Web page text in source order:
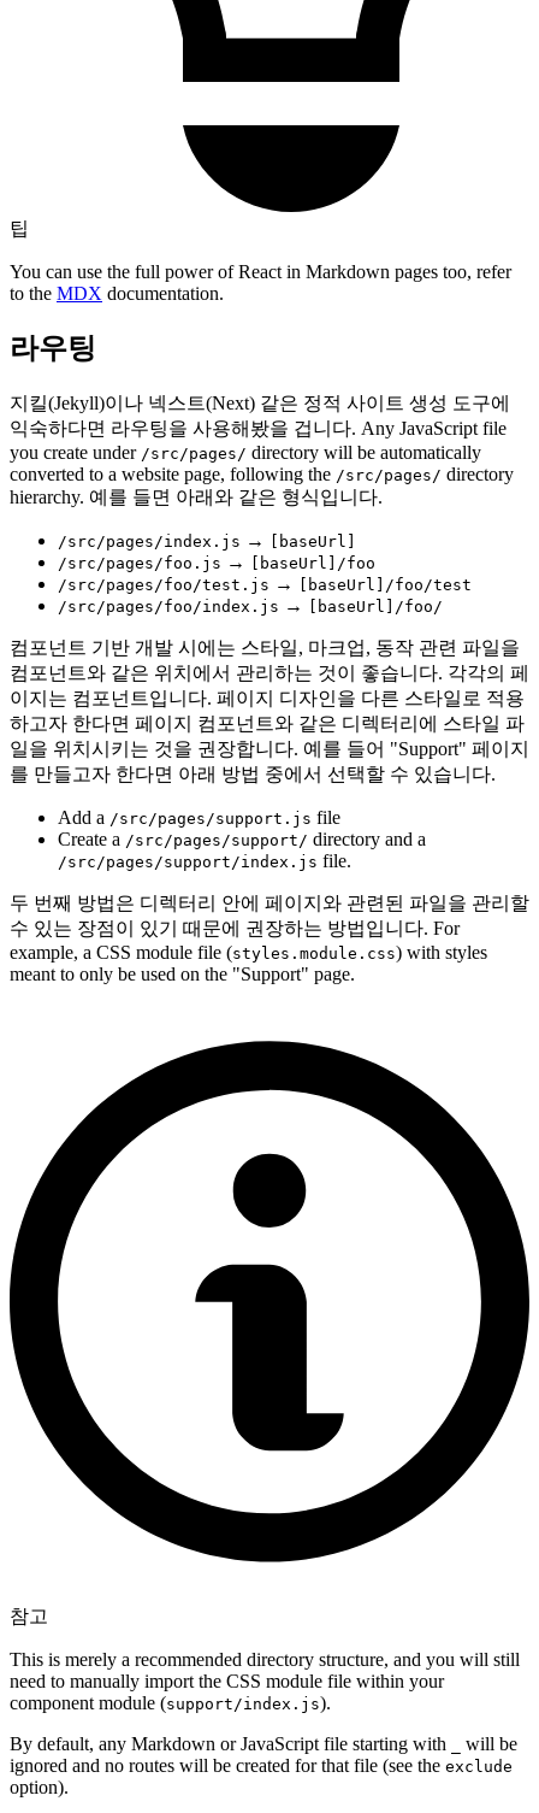
팁
You can use the full power of React in Markdown pages too, refer
to the MDX documentation.
라우팅
지킬(Jekyll)이나 넥스트(Next) 같은 정적 사이트 생성 도구에
익숙하다면 라우팅을 사용해봤을 겁니다. Any JavaScript file
you create under /src/pages/ directory will be automatically
converted to a website page, following the /src/pages/ directory
hierarchy. 예를 들면 아래와 같은 형식입니다.
/src/pages/index.js →
[baseUrl]
/src/pages/foo.js →
[baseUrl]/foo
/src/pages/foo/test.js →
[baseUrl]/foo/test
/src/pages/foo/index.js → [baseUrl]/foo/
컴포넌트 기반 개발 시에는 스타일, 마크업, 동작 관련 파일을
컴포넌트와 같은 위치에서 관리하는 것이 좋습니다. 각각의 페
이지는 컴포넌트입니다. 페이지 디자인을 다른 스타일로 적용
하고자 한다면 페이지 컴포넌트와 같은 디렉터리에 스타일 파
일을 위치시키는 것을 권장합니다. 예를 들어 "Support" 페이지
를 만들고자 한다면 아래 방법 중에서 선택할 수 있습니다.
Add a /src/pages/support.js file
Create a /src/pages/support/ directory and a
/src/pages/support/index.js file.
두 번째 방법은 디렉터리 안에 페이지와 관련된 파일을 관리할
수 있는 장점이 있기 때문에 권장하는 방법입니다. For
example, a CSS module file (styles.module.css) with styles
meant to only be used on the "Support" page.
참고
This is merely a recommended directory structure, and you will still
need to manually import the CSS module file within your
component module (support/index.js).
By default, any Markdown or JavaScript file starting with
will be
ignored and no routes will be created for that file (see the exclude
option).